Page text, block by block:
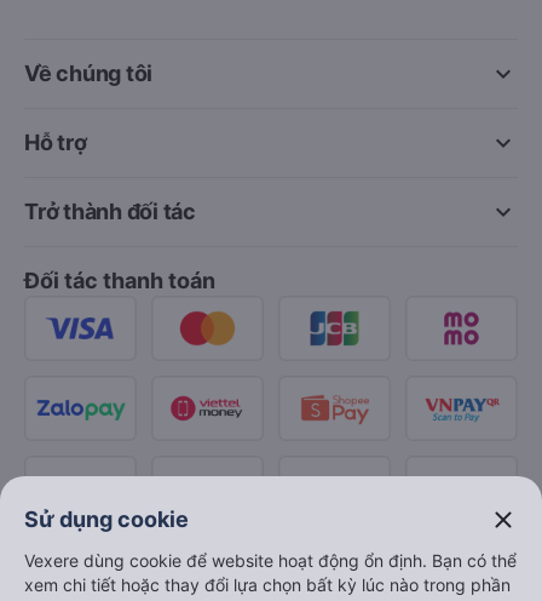
keyboard_arrow_down
Về chúng tôi
keyboard_arrow_down
Hỗ trợ
keyboard_arrow_down
Trở thành đối tác
Đối tác thanh toán
Sử dụng cookie close
Vexere dùng cookie để website hoạt động ổn định. Bạn có thể
xem chi tiết hoặc thay đổi lựa chọn bất kỳ lúc nào trong phần